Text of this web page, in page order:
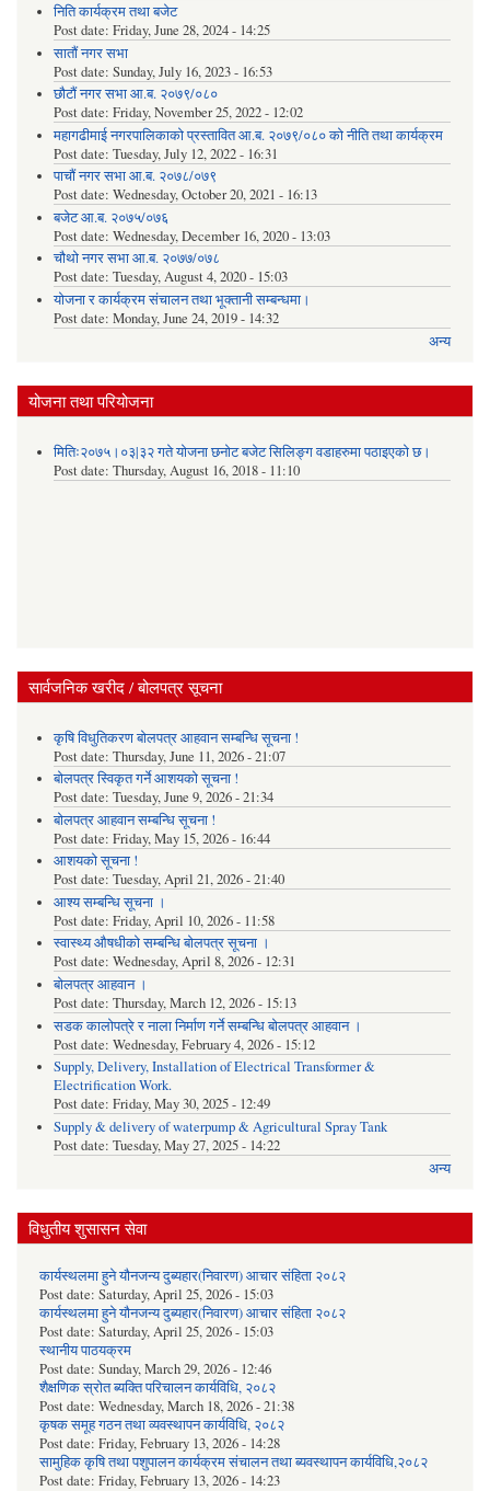
निति कार्यक्रम तथा बजेट
Post date: Friday, June 28, 2024 - 14:25
सातौं नगर सभा
Post date: Sunday, July 16, 2023 - 16:53
छौटौं नगर सभा आ.ब. २०७९/०८०
Post date: Friday, November 25, 2022 - 12:02
महागढीमाई नगरपालिकाको प्रस्तावित आ.ब. २०७९/०८० को नीति तथा कार्यक्रम
Post date: Tuesday, July 12, 2022 - 16:31
पाचौं नगर सभा आ.ब. २०७८/०७९
Post date: Wednesday, October 20, 2021 - 16:13
बजेट आ.ब. २०७५/०७६
Post date: Wednesday, December 16, 2020 - 13:03
चौथो नगर सभा आ.ब. २०७७/०७८
Post date: Tuesday, August 4, 2020 - 15:03
योजना र कार्यक्रम संचालन तथा भूक्तानी सम्बन्धमा।
Post date: Monday, June 24, 2019 - 14:32
अन्य
योजना तथा परियोजना
मितिः२०७५।०३|३२ गते योजना छनोट बजेट सिलिङ्ग वडाहरुमा पठाइएको छ​।
Post date: Thursday, August 16, 2018 - 11:10
सार्वजनिक खरीद / बोलपत्र सूचना
कृषि विधुतिकरण बोलपत्र आहवान सम्बन्धि सूचना !
Post date: Thursday, June 11, 2026 - 21:07
बोलपत्र स्विकृत गर्ने आशयको सूचना !
Post date: Tuesday, June 9, 2026 - 21:34
बोलपत्र आहवान सम्बन्धि सूचना !
Post date: Friday, May 15, 2026 - 16:44
आशयको सूचना !
Post date: Tuesday, April 21, 2026 - 21:40
आश्य सम्बन्धि सूचना ।
Post date: Friday, April 10, 2026 - 11:58
स्वास्थ्य औषधीको सम्बन्धि बोलपत्र सूचना ।
Post date: Wednesday, April 8, 2026 - 12:31
बोलपत्र आहवान ।
Post date: Thursday, March 12, 2026 - 15:13
सडक कालोपत्रे र नाला निर्माण गर्ने सम्बन्धि बोलपत्र आहवान ।
Post date: Wednesday, February 4, 2026 - 15:12
Supply, Delivery, Installation of Electrical Transformer &
Electrification Work.
Post date: Friday, May 30, 2025 - 12:49
Supply & delivery of waterpump & Agricultural Spray Tank
Post date: Tuesday, May 27, 2025 - 14:22
अन्य
विधुतीय शुसासन सेवा
कार्यस्थलमा हुने यौनजन्य दुब्यहार(निवारण) आचार संहिता २०८२
Post date: Saturday, April 25, 2026 - 15:03
कार्यस्थलमा हुने यौनजन्य दुब्यहार(निवारण) आचार संहिता २०८२
Post date: Saturday, April 25, 2026 - 15:03
स्थानीय पाठयक्रम
Post date: Sunday, March 29, 2026 - 12:46
शैक्षणिक स्रोत ब्यक्ति परिचालन कार्यविधि, २०८२
Post date: Wednesday, March 18, 2026 - 21:38
कृषक समूह गठन तथा व्यवस्थापन कार्यविधि, २०८२
Post date: Friday, February 13, 2026 - 14:28
सामुहिक कृषि तथा पशुपालन कार्यक्रम संचालन तथा ब्यवस्थापन कार्यविधि,२०८२
Post date: Friday, February 13, 2026 - 14:23